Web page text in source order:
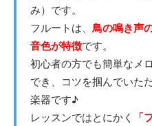
み）です。
フルートは、 鳥の鳴き声
音色が特徴です。
初心者の方でも簡単なメ
でき、コツを掴んでいた
楽器です♪
レッスンではとにかく